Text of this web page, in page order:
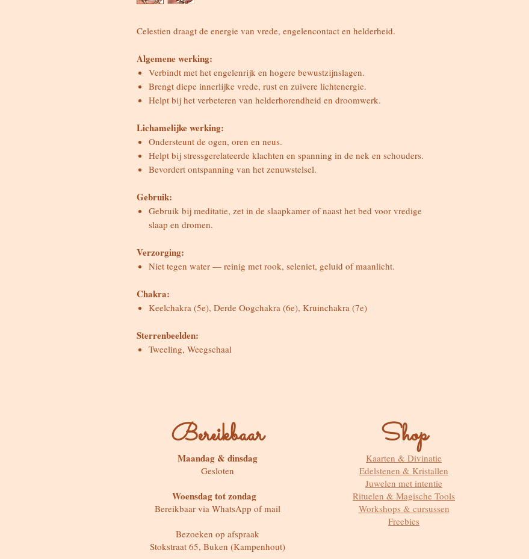
Celestien draagt de energie van vrede, engelencontact en helderheid.
Algemene werking:
Verbindt met het engelenrijk en hogere bewustzijnslagen.
Brengt diepe innerlijke vrede, rust en zuivere lichtenergie.
Helpt bij het verbeteren van helderhorendheid en droomwerk.
Lichamelijke werking:
Ondersteunt de ogen, oren en neus.
Helpt bij stressgerelateerde klachten en spanning in de nek en schouders.
Bevordert ontspanning van het zenuwstelsel.
Gebruik:
Gebruik bij meditatie, zet in de slaapkamer of naast het bed voor vredige
slaap en dromen.
Verzorging:
Niet tegen water — reinig met rook, seleniet, geluid of maanlicht.
Chakra:
Keelchakra (5e), Derde Oogchakra (6e), Kruinchakra (7e)
Sterrenbeelden:
Tweeling, Weegschaal
Bereikbaar
Maandag & dinsdag
Gesloten
Woensdag tot zondag
Bereikbaar via WhatsApp of mail
Bezoeken op afspraak
Stokstraat 65, Buken (Kampenhout)
Shop
Kaarten & Divinatie
Edelstenen & Kristallen
Juwelen met intentie
Rituelen & Magische Tools
Workshops & cursussen
Freebies